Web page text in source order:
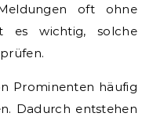
oft ohne
es wichtig, solche
Prominenten häufig
Dadurch entstehen